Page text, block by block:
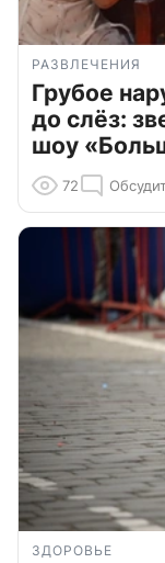
РАЗВЛЕЧЕНИЯ
Грубое
до слёз:
шоу
72
ЗДОРОВЬЕ